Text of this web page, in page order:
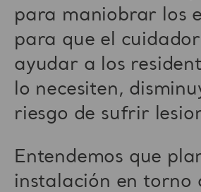
para maniobrar los
para que el
ayudar a los
lo necesiten,
riesgo de sufrir
Entendemos que
instalación en torno